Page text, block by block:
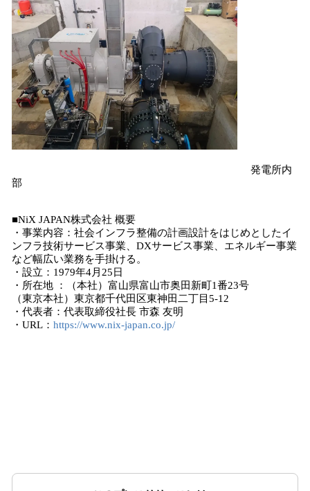
発電所内
部
■NiX JAPAN株式会社 概要
・事業内容：社会インフラ整備の計画設計をはじめとしたイ
ンフラ技術サービス事業、DXサービス事業、エネルギー事業
など幅広い業務を⼿掛ける。
・設⽴：1979年4⽉25⽇
・所在地 ：（本社）富⼭県富⼭市奥⽥新町1番23号
（東京本社）東京都千代⽥区東神⽥⼆丁⽬5-12
・代表者：代表取締役社⻑ 市森 友明
・URL： https://www.nix-japan.co.jp/